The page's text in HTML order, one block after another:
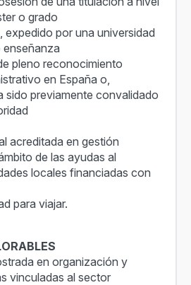
o grado
expedido por una universidad
pleno reconocimiento
en España o,
sido previamente convalidado
acreditada en gestión
de las ayudas al
locales financiadas con
para viajar.
en organización y
vinculadas al sector